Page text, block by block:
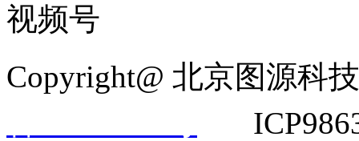
视频号
Copyright@ 北京图源